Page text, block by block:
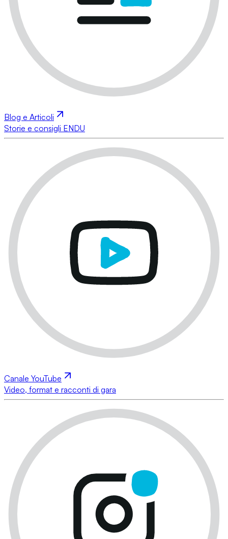
Blog e Articoli
Storie e consigli ENDU
Canale YouTube
Video, format e racconti di gara